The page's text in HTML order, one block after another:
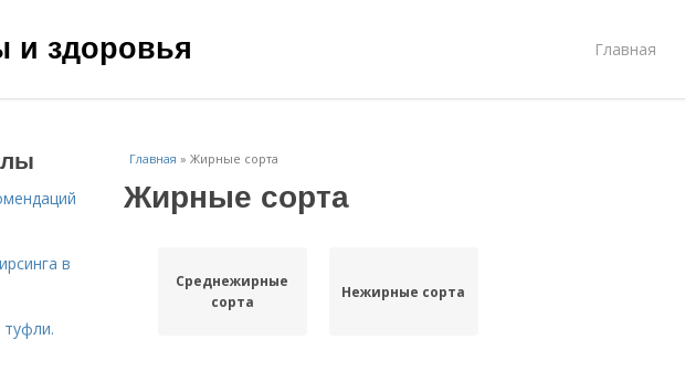
и здоровья Главная
Главная » Жирные сорта
Жирные сорта
Среднежирные
сорта
Нежирные сорта
в